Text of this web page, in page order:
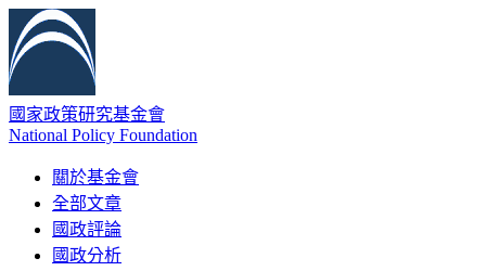
國家政策研究基金會
National Policy Foundation
關於基金會
全部文章
國政評論
國政分析